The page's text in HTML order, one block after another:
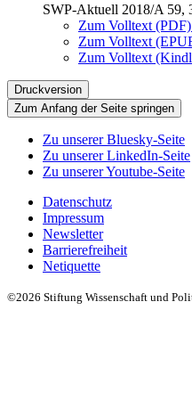
SWP-Aktuell 2018/A 59,
Zum Volltext
Zum Volltext
Zum Volltext
Druckversion
Zum Anfang der Seite springen
Zu unserer Bluesky-Seite
Zu unserer LinkedIn-Seite
Zu unserer Youtube-Seite
Datenschutz
Impressum
Newsletter
Barrierefreiheit
Netiquette
©2026 Stiftung Wissenschaft und